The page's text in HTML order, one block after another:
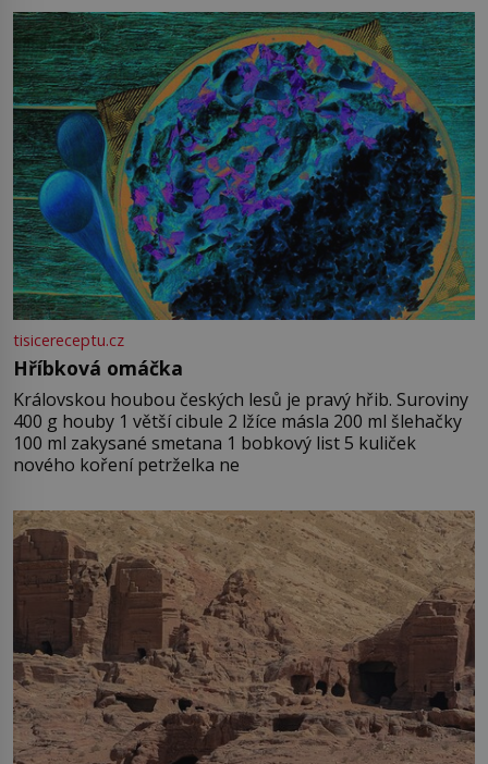
tisicereceptu.cz
Hříbková omáčka
Královskou houbou českých lesů je pravý hřib. Suroviny
400 g houby 1 větší cibule 2 lžíce másla 200 ml šlehačky
100 ml zakysané smetana 1 bobkový list 5 kuliček
nového koření petrželka ne